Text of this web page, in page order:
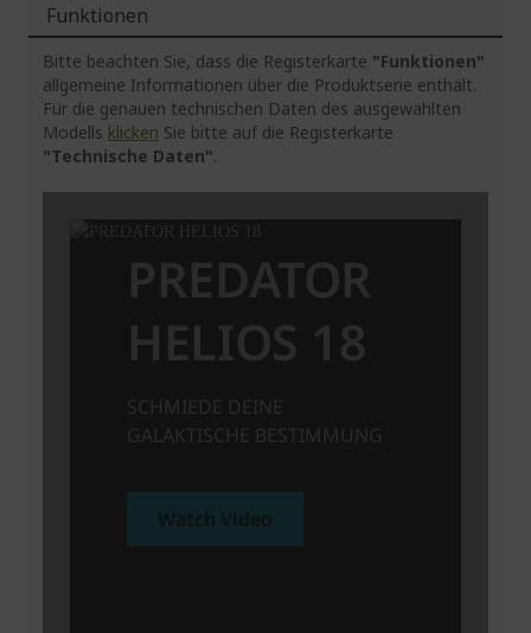
Funktionen
Bitte beachten Sie, dass die Registerkarte "Funktionen"
allgemeine Informationen über die Produktserie enthält.
Für die genauen technischen Daten des ausgewählten
Modells klicken Sie bitte auf die Registerkarte
"Technische Daten".